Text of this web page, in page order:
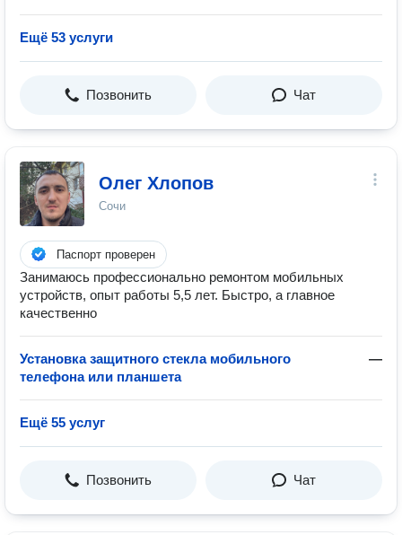
Ещё 53 услуги
Позвонить Чат
Олег Хлопов
Сочи
Паспорт проверен
Занимаюсь профессионально ремонтом мобильных
устройств, опыт работы 5,5 лет. Быстро, а главное
качественно
Установка защитного стекла мобильного
телефона или планшета
—
Ещё 55 услуг
Позвонить Чат